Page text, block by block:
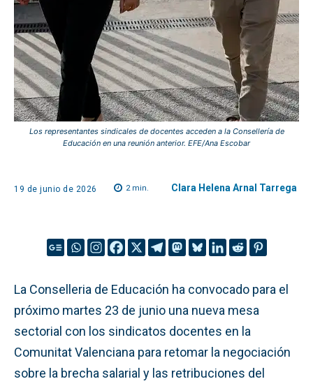
Los representantes sindicales de docentes acceden a la Consellería de
Educación en una reunión anterior. EFE/Ana Escobar
19 de junio de 2026 2min. Clara Helena Arnal Tarrega
La Conselleria de Educación ha convocado para el
próximo martes 23 de junio una nueva mesa
sectorial con los sindicatos docentes en la
Comunitat Valenciana para retomar la negociación
sobre la brecha salarial y las retribuciones del